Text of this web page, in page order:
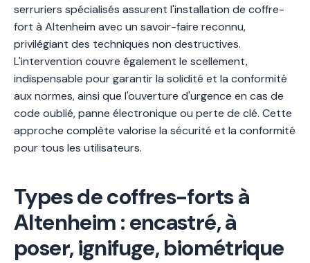
serruriers spécialisés assurent l'installation de coffre-
fort à Altenheim avec un savoir-faire reconnu,
privilégiant des techniques non destructives.
L'intervention couvre également le scellement,
indispensable pour garantir la solidité et la conformité
aux normes, ainsi que l'ouverture d'urgence en cas de
code oublié, panne électronique ou perte de clé. Cette
approche complète valorise la sécurité et la conformité
pour tous les utilisateurs.
Types de coffres-forts à
Altenheim : encastré, à
poser, ignifuge, biométrique